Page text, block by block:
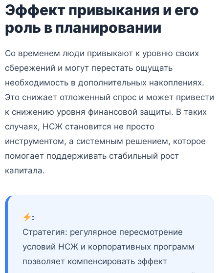
Эффект привыкания и его
роль в планировании
Со временем люди привыкают к уровню своих
сбережений и могут перестать ощущать
необходимость в дополнительных накоплениях.
Это снижает отложенный спрос и может привести
к снижению уровня финансовой защиты. В таких
случаях, НСЖ становится не просто
инструментом, а системным решением, которое
помогает поддерживать стабильный рост
капитала.
:
Стратегия: регулярное пересмотрение
условий НСЖ и корпоративных программ
позволяет компенсировать эффект